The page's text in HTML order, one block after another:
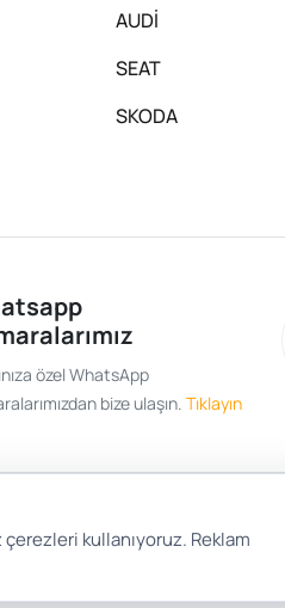
AUDİ
SEAT
SKODA
özel WhatsApp
bize ulaşın. Tıklayın
kullanıyoruz. Reklam